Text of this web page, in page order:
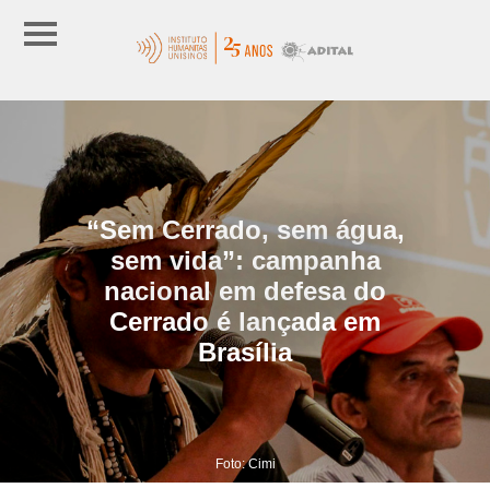
“Sem Cerrado, sem água,
sem vida”: campanha
nacional em defesa do
Cerrado é lançada em
Brasília
Foto: Cimi